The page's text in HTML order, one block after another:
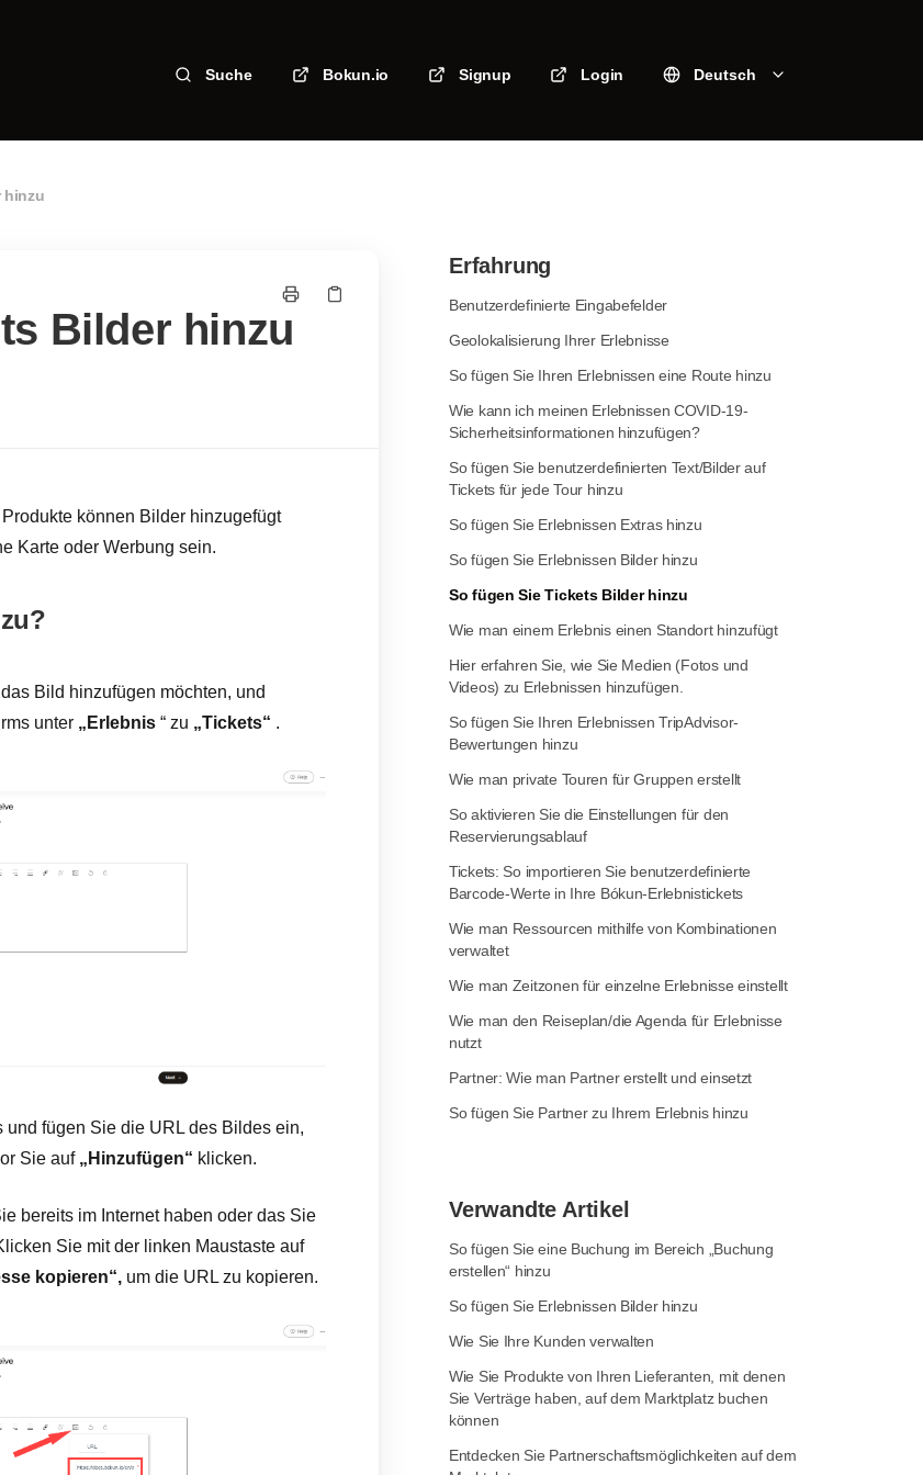
Suche Bokun.io Signup Login Deutsch
hinzu
Bilder hinzu
können Bilder hinzugefügt
Karte oder Werbung sein.
Bild hinzufügen möchten, und
unter „Erlebnis “ zu „Tickets“ .
fügen Sie die URL des Bildes ein,
Sie auf „Hinzufügen“ klicken.
bereits im Internet haben oder das Sie
Sie mit der linken Maustaste auf
kopieren“, um die URL zu kopieren.
Erfahrung
Benutzerdefinierte Eingabefelder
Geolokalisierung Ihrer Erlebnisse
So fügen Sie Ihren Erlebnissen eine Route hinzu
Wie kann ich meinen Erlebnissen COVID-19-
Sicherheitsinformationen hinzufügen?
So fügen Sie benutzerdefinierten Text/Bilder auf
Tickets für jede Tour hinzu
So fügen Sie Erlebnissen Extras hinzu
So fügen Sie Erlebnissen Bilder hinzu
So fügen Sie Tickets Bilder hinzu
Wie man einem Erlebnis einen Standort hinzufügt
Hier erfahren Sie, wie Sie Medien (Fotos und
Videos) zu Erlebnissen hinzufügen.
So fügen Sie Ihren Erlebnissen TripAdvisor-
Bewertungen hinzu
Wie man private Touren für Gruppen erstellt
So aktivieren Sie die Einstellungen für den
Reservierungsablauf
Tickets: So importieren Sie benutzerdefinierte
Barcode-Werte in Ihre Bókun-Erlebnistickets
Wie man Ressourcen mithilfe von Kombinationen
verwaltet
Wie man Zeitzonen für einzelne Erlebnisse einstellt
Wie man den Reiseplan/die Agenda für Erlebnisse
nutzt
Partner: Wie man Partner erstellt und einsetzt
So fügen Sie Partner zu Ihrem Erlebnis hinzu
Verwandte Artikel
So fügen Sie eine Buchung im Bereich „Buchung
erstellen“ hinzu
So fügen Sie Erlebnissen Bilder hinzu
Wie Sie Ihre Kunden verwalten
Wie Sie Produkte von Ihren Lieferanten, mit denen
Sie Verträge haben, auf dem Marktplatz buchen
können
Entdecken Sie Partnerschaftsmöglichkeiten auf dem